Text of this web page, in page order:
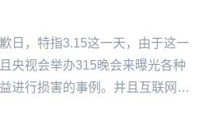
日，特指3.15这一天，由于这一
央视会举办315晚会来曝光各种
进行损害的事例。并且‌‌‌‌‌‌‌‌‌互联网也